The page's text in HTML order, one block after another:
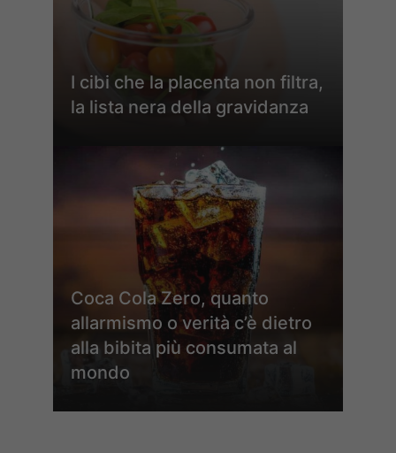
I cibi che la placenta non filtra,
la lista nera della gravidanza
Coca Cola Zero, quanto
allarmismo o verità c’è dietro
alla bibita più consumata al
mondo